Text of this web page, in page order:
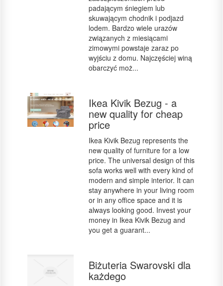
padającym śniegiem lub
skuwającym chodnik i podjazd
lodem. Bardzo wiele urazów
związanych z miesiącami
zimowymi powstaje zaraz po
wyjściu z domu. Najczęściej winą
obarczyć moż...
Ikea Kivik Bezug - a
new quality for cheap
price
Ikea Kivik Bezug represents the
new quality of furniture for a low
price. The universal design of this
sofa works well with every kind of
modern and simple interior. It can
stay anywhere in your living room
or in any office space and it is
always looking good. Invest your
money in Ikea Kivik Bezug and
you get a guarant...
Biżuteria Swarovski dla
każdego